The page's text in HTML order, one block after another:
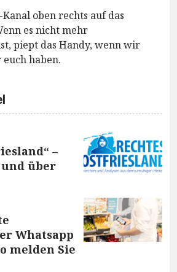
oben rechts auf das
es nicht mehr
piept das Handy, wenn wir
haben.
–
über
Whatsapp
melden Sie